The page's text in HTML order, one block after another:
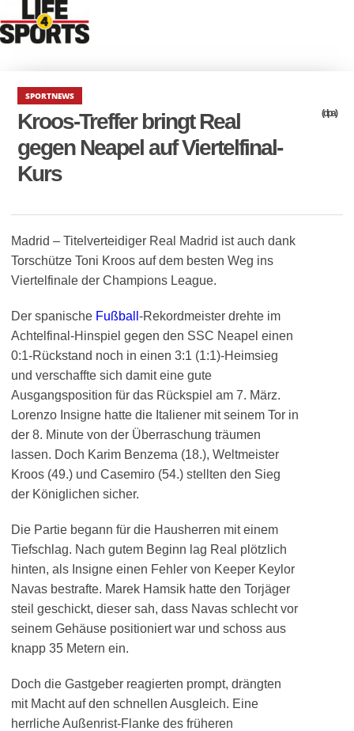
SPORTNEWS
Kroos-Treffer bringt Real
gegen Neapel auf Viertelfinal-
Kurs
(dpa)
Madrid – Titelverteidiger Real Madrid ist auch dank
Torschütze Toni Kroos auf dem besten Weg ins
Viertelfinale der Champions League.
Der spanische Fußball -Rekordmeister drehte im
Achtelfinal-Hinspiel gegen den SSC Neapel einen
0:1-Rückstand noch in einen 3:1 (1:1)-Heimsieg
und verschaffte sich damit eine gute
Ausgangsposition für das Rückspiel am 7. März.
Lorenzo Insigne hatte die Italiener mit seinem Tor in
der 8. Minute von der Überraschung träumen
lassen. Doch Karim Benzema (18.), Weltmeister
Kroos (49.) und Casemiro (54.) stellten den Sieg
der Königlichen sicher.
Die Partie begann für die Hausherren mit einem
Tiefschlag. Nach gutem Beginn lag Real plötzlich
hinten, als Insigne einen Fehler von Keeper Keylor
Navas bestrafte. Marek Hamsik hatte den Torjäger
steil geschickt, dieser sah, dass Navas schlecht vor
seinem Gehäuse positioniert war und schoss aus
knapp 35 Metern ein.
Doch die Gastgeber reagierten prompt, drängten
mit Macht auf den schnellen Ausgleich. Eine
herrliche Außenrist-Flanke des früheren